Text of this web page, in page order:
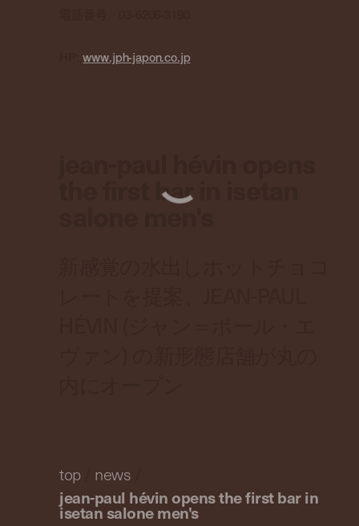
HP:www.jph-japon.co.jp
the first bar in isetan
salone men's
top/ news
jean-paul hévin opens the first bar in
isetan salone men's